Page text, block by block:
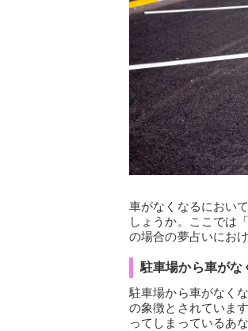
車がなくなるにおい
しょうか。ここでは
の場合の夢占いにお
駐車場から車がな
駐車場から車がなく
の象徴とされていま
ってしまっているあ